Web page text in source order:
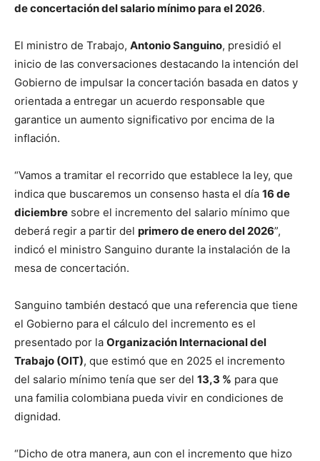
de concertación del salario mínimo para el 2026.
El ministro de Trabajo, Antonio Sanguino, presidió el
inicio de las conversaciones destacando la intención del
Gobierno de impulsar la concertación basada en datos y
orientada a entregar un acuerdo responsable que
garantice un aumento significativo por encima de la
inflación.
“Vamos a tramitar el recorrido que establece la ley, que
indica que buscaremos un consenso hasta el día 16 de
diciembre sobre el incremento del salario mínimo que
deberá regir a partir del primero de enero del 2026”,
indicó el ministro Sanguino durante la instalación de la
mesa de concertación.
Sanguino también destacó que una referencia que tiene
el Gobierno para el cálculo del incremento es el
presentado por la Organización Internacional del
Trabajo (OIT), que estimó que en 2025 el incremento
del salario mínimo tenía que ser del 13,3 % para que
una familia colombiana pueda vivir en condiciones de
dignidad.
“Dicho de otra manera, aun con el incremento que hizo